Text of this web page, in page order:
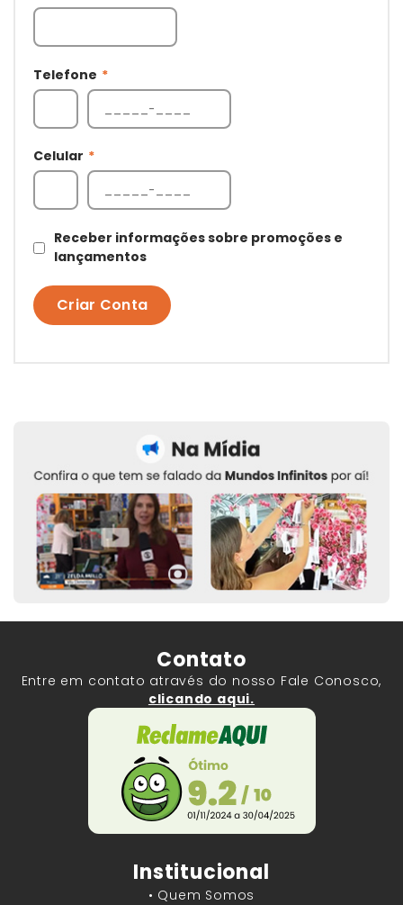
Telefone *
Celular *
Receber informações sobre promoções e
lançamentos
Criar Conta
Contato
Entre em contato através do nosso Fale Conosco,
clicando aqui.
Institucional
• Quem Somos